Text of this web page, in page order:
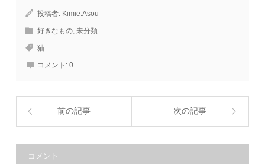
投稿者: Kimie.Asou
好きなもの,未分類
猫
コメント:0
前の記事 次の記事
コメント